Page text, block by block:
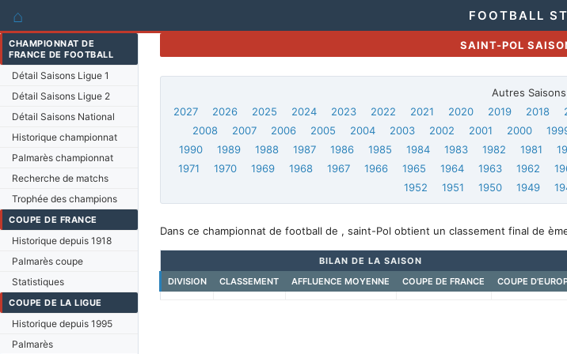
⌂ FOOTBALL
CHAMPIONNAT DE
FRANCE DE FOOTBALL
Détail Saisons Ligue 1
Détail Saisons Ligue 2
Détail Saisons National
Historique championnat
Palmarès championnat
Recherche de matchs
Trophée des champions
COUPE DE FRANCE
Historique depuis 1918
Palmarès coupe
Statistiques
COUPE DE LA LIGUE
Historique depuis 1995
Palmarès
SAINT-POL
Autres
2027
2026 2025 2024 2023 2022 2021 2020 2019 2018
2008
2007 2006 2005 2004 2003 2002 2001 2000
1990
1989 1988 1987 1986 1985 1984 1983 1982 1981
1971
1970 1969 1968 1967 1966 1965 1964 1963 1962
1952
1951 1950 1949
Dans ce championnat de football de , saint-Pol obtient un classement final de
BILAN DE LA SAISON
DIVISION
CLASSEMENT AFFLUENCE MOYENNE COUPE DE FRANCE COUPE